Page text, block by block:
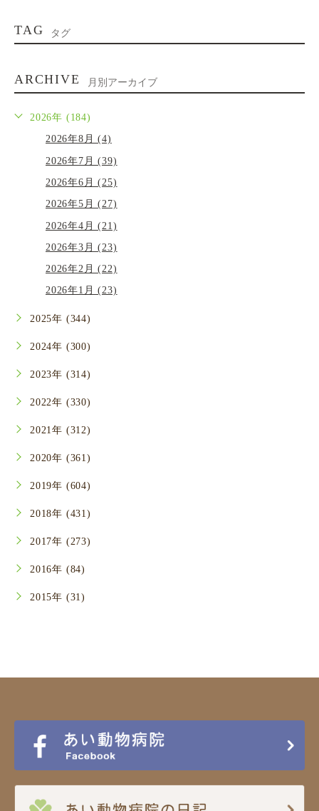
TAG タグ
ARCHIVE 月別アーカイブ
2026年 (184)
2026年8月 (4)
2026年7月 (39)
2026年6月 (25)
2026年5月 (27)
2026年4月 (21)
2026年3月 (23)
2026年2月 (22)
2026年1月 (23)
2025年 (344)
2024年 (300)
2023年 (314)
2022年 (330)
2021年 (312)
2020年 (361)
2019年 (604)
2018年 (431)
2017年 (273)
2016年 (84)
2015年 (31)